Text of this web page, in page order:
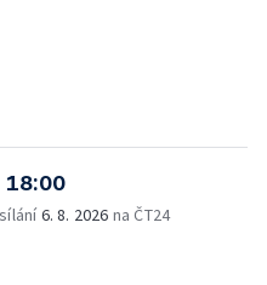
18:00
6. 8. 2026 na ČT24